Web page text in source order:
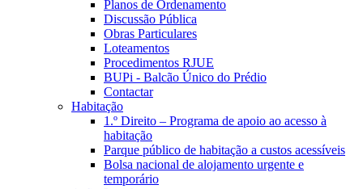
Planos de Ordenamento
Discussão Pública
Obras Particulares
Loteamentos
Procedimentos RJUE
BUPi - Balcão Único do Prédio
Contactar
Habitação
1.º Direito – Programa de apoio ao acesso à
habitação
Parque público de habitação a custos acessíveis
Bolsa nacional de alojamento urgente e
temporário